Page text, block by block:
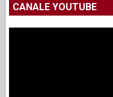
CANALE YOUTUBE